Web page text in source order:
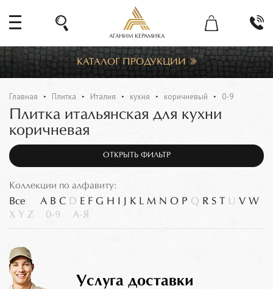
АГАНИМ КЕРАМИКА
КАТАЛОГ ПРОДУКЦИИ
Главная Плитка Италия кухня коричневый 0-9
Плитка итальянская для кухни
коричневая
ОТКРЫТЬ ФИЛЬТР
Коллекции по алфавиту:
Все A B C D E F G H J K L M N O P Q R S T U V W
X Y Z 0-9 А-Я
Услуга доставки